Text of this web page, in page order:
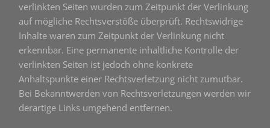
verlinkten Seiten wurden zum Zeitpunkt der Verlinkung
auf mögliche Rechtsverstöße überprüft. Rechtswidrige
Inhalte waren zum Zeitpunkt der Verlinkung nicht
erkennbar. Eine permanente inhaltliche Kontrolle der
verlinkten Seiten ist jedoch ohne konkrete
Anhaltspunkte einer Rechtsverletzung nicht zumutbar.
Bei Bekanntwerden von Rechtsverletzungen werden wir
derartige Links umgehend entfernen.